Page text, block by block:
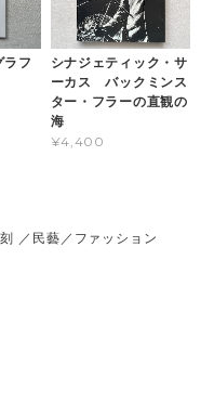
ラフ
シナジェティック・サ
ーカス バックミンス
ター・フラーの直観の
海
¥4,400
／民藝／ファッション